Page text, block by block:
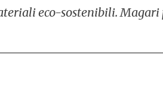
eco-sostenibili.